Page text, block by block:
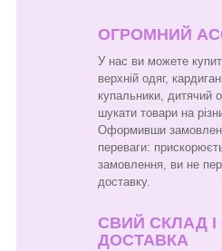
ОГРОМНИЙ
У нас ви можете
верхній одяг,
купальники, дитячий
шукати товари на
Оформивши
переваги:
замовлення, ви не
доставку.
СВИЙ СКЛАД
ДОСТАВКА